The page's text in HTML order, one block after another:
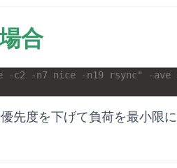
合
-n7 nice -n19 rsync" -ave ssh
先度を下げて負荷を最小限